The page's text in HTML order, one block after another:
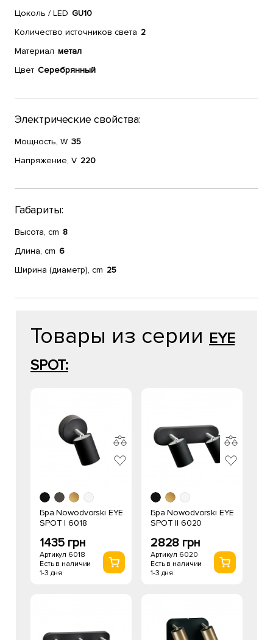
Цоколь / LED GU10
Количество источников света 2
Материал метал
Цвет Серебрянный
Электрические свойства:
Мощность, W 35
Напряжение, V 220
Габариты:
Высота, cm 8
Длина, cm 6
Ширина (диаметр), cm 25
Товары из серии EYE
SPOT:
Бра Nowodvorski EYE
SPOT I 6018
1435 грн
Артикул 6018
Есть в наличии
1-3 дня
Бра Nowodvorski EYE
SPOT II 6020
2828 грн
Артикул 6020
Есть в наличии
1-3 дня